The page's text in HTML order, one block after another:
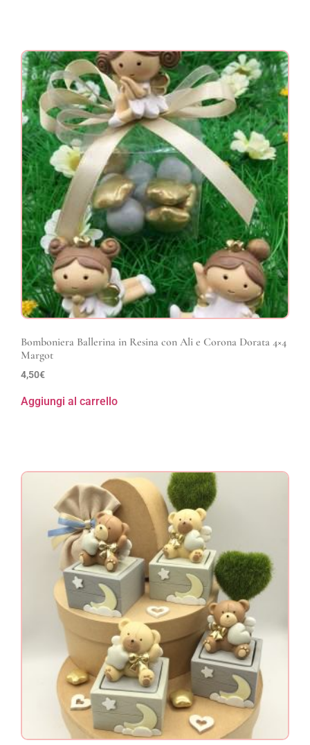
Bomboniera Ballerina in Resina con Ali e Corona Dorata 4×4
Margot
4,50€
Aggiungi al carrello